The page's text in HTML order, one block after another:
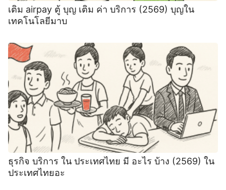
เติม airpay ตู้ บุญ เติม ค่า บริการ (2569) บุญใน
เทคโนโลยีมาบ
ธุรกิจ บริการ ใน ประเทศไทย มี อะไร บ้าง (2569) ใน
ประเทศไทยอะ